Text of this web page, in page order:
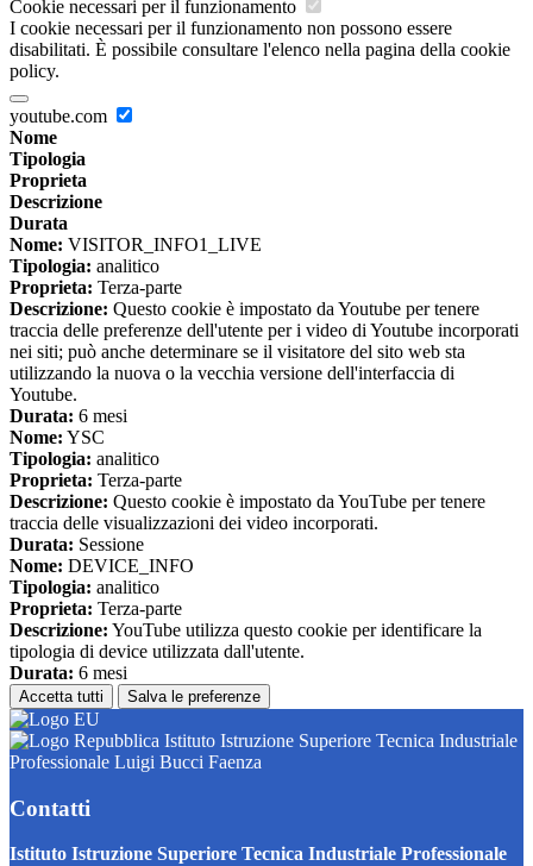
Cookie necessari per il funzionamento
I cookie necessari per il funzionamento non possono essere
disabilitati. È possibile consultare l'elenco nella pagina della cookie
policy.
youtube.com
Nome
Tipologia
Proprieta
Descrizione
Durata
Nome: VISITOR_INFO1_LIVE
Tipologia: analitico
Proprieta: Terza-parte
Descrizione: Questo cookie è impostato da Youtube per tenere
traccia delle preferenze dell'utente per i video di Youtube incorporati
nei siti; può anche determinare se il visitatore del sito web sta
utilizzando la nuova o la vecchia versione dell'interfaccia di
Youtube.
Durata: 6 mesi
Nome: YSC
Tipologia: analitico
Proprieta: Terza-parte
Descrizione: Questo cookie è impostato da YouTube per tenere
traccia delle visualizzazioni dei video incorporati.
Durata: Sessione
Nome: DEVICE_INFO
Tipologia: analitico
Proprieta: Terza-parte
Descrizione: YouTube utilizza questo cookie per identificare la
tipologia di device utilizzata dall'utente.
Durata: 6 mesi
Accetta tutti Salva le preferenze
Istituto Istruzione Superiore Tecnica Industriale
Professionale Luigi Bucci Faenza
Contatti
Istituto Istruzione Superiore Tecnica Industriale Professionale